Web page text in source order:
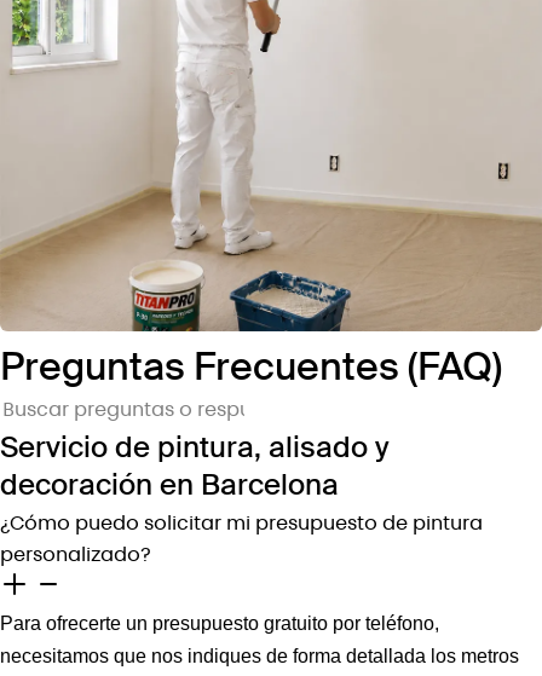
Preguntas Frecuentes (FAQ)
Servicio de pintura, alisado y
decoración en Barcelona
¿Cómo puedo solicitar mi presupuesto de pintura
personalizado?
Para ofrecerte un presupuesto gratuito por teléfono,
necesitamos que nos indiques de forma detallada los metros